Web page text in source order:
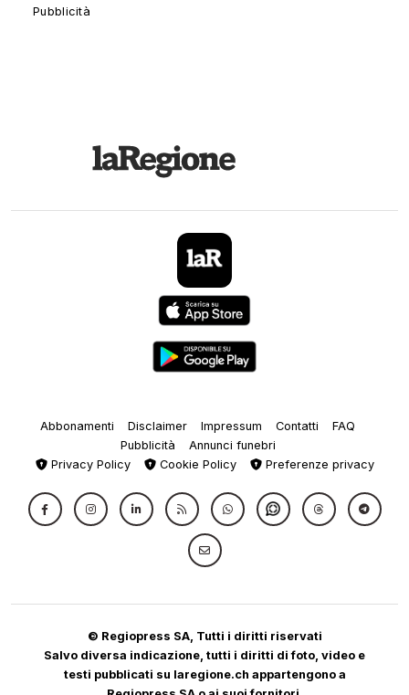
Abbonamenti Disclaimer Impressum Contatti
FAQ
Pubblicità
Annunci funebri
Privacy Policy
Cookie Policy Preferenze privacy
© Regiopress SA, Tutti i diritti riservati
Salvo diversa indicazione, tutti i diritti di foto, video e
testi pubblicati su laregione.ch appartengono a